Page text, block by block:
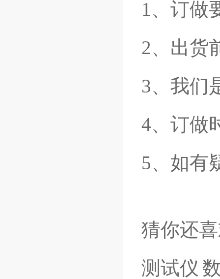
1、订做
2、出货
3、我们
4、订做
5、如有
猜你还
测试仪